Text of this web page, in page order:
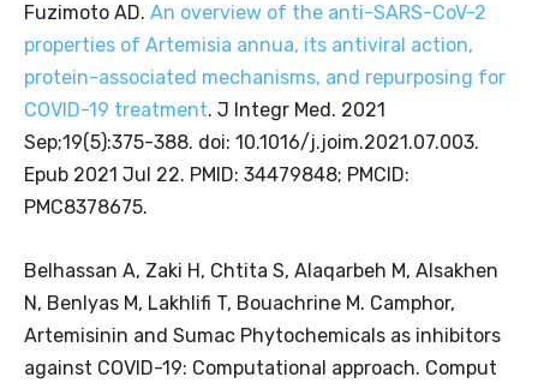
Fuzimoto AD. An overview of the anti-SARS-CoV-2
properties of Artemisia annua, its antiviral action,
protein-associated mechanisms, and repurposing for
COVID-19 treatment. J Integr Med. 2021
Sep;19(5):375-388. doi: 10.1016/j.joim.2021.07.003.
Epub 2021 Jul 22. PMID: 34479848; PMCID:
PMC8378675.
Belhassan A, Zaki H, Chtita S, Alaqarbeh M, Alsakhen
N, Benlyas M, Lakhlifi T, Bouachrine M. Camphor,
Artemisinin and Sumac Phytochemicals as inhibitors
against COVID-19: Computational approach. Comput